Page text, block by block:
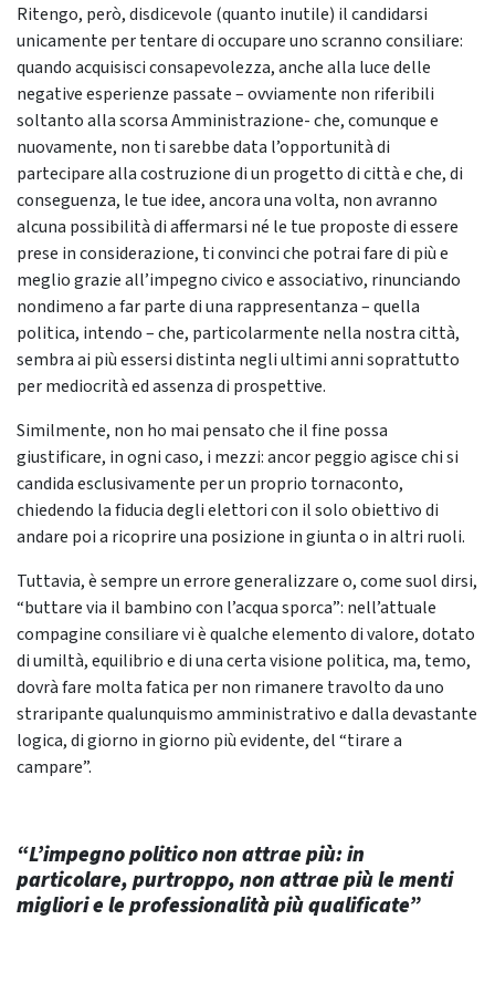
Ritengo, però, disdicevole (quanto inutile) il candidarsi
unicamente per tentare di occupare uno scranno consiliare:
quando acquisisci consapevolezza, anche alla luce delle
negative esperienze passate – ovviamente non riferibili
soltanto alla scorsa Amministrazione- che, comunque e
nuovamente, non ti sarebbe data l’opportunità di
partecipare alla costruzione di un progetto di città e che, di
conseguenza, le tue idee, ancora una volta, non avranno
alcuna possibilità di affermarsi né le tue proposte di essere
prese in considerazione, ti convinci che potrai fare di più e
meglio grazie all’impegno civico e associativo, rinunciando
nondimeno a far parte di una rappresentanza – quella
politica, intendo – che, particolarmente nella nostra città,
sembra ai più essersi distinta negli ultimi anni soprattutto
per mediocrità ed assenza di prospettive.
Similmente, non ho mai pensato che il fine possa
giustificare, in ogni caso, i mezzi: ancor peggio agisce chi si
candida esclusivamente per un proprio tornaconto,
chiedendo la fiducia degli elettori con il solo obiettivo di
andare poi a ricoprire una posizione in giunta o in altri ruoli.
Tuttavia, è sempre un errore generalizzare o, come suol dirsi,
“buttare via il bambino con l’acqua sporca”: nell’attuale
compagine consiliare vi è qualche elemento di valore, dotato
di umiltà, equilibrio e di una certa visione politica, ma, temo,
dovrà fare molta fatica per non rimanere travolto da uno
straripante qualunquismo amministrativo e dalla devastante
logica, di giorno in giorno più evidente, del “tirare a
campare”.
“L’impegno politico non attrae più: in
particolare, purtroppo, non attrae più le menti
migliori e le professionalità più qualificate”